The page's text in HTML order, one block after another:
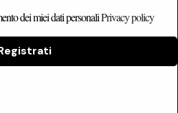
dei miei dati personaliPrivacy policy